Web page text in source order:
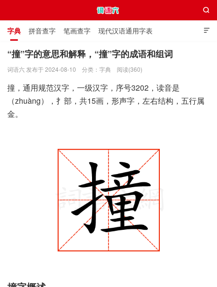

字典 拼音查字 笔画查字 现代汉语通用字表
通用规范汉字表 叠字大全 独体字大全 极简英语词典

“撞”字的意思和解释，“撞”字的成语和组词
词语六 发布于 2024-08-10 分类： 字典 阅读(360)
撞，通用规范汉字，一级汉字，序号3202，读音是
（zhuàng），扌部，共15画，形声字，左右结构，五行属
金。